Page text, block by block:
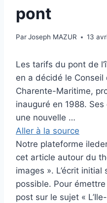
pont
ParJoseph MAZUR 13
Les tarifs du pont de
en a décidé le
Charente-Maritime,
inauguré en 1988.
une nouvelle …
Aller à la source
Notre plateforme
cet article autour du
images ». L’écrit
possible. Pour
post sur le sujet «